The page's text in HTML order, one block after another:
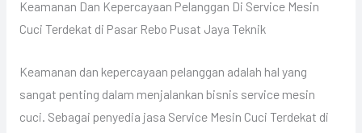
Keamanan Dan Kepercayaan Pelanggan Di Service Mesin
Cuci Terdekat di Pasar Rebo Pusat Jaya Teknik
Keamanan dan kepercayaan pelanggan adalah hal yang
sangat penting dalam menjalankan bisnis service mesin
cuci. Sebagai penyedia jasa Service Mesin Cuci Terdekat di